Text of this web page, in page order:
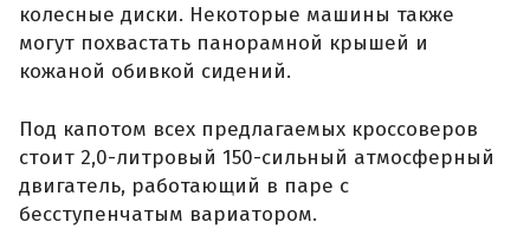
колесные диски. Некоторые машины также
могут похвастать панорамной крышей и
кожаной обивкой сидений.
Под капотом всех предлагаемых кроссоверов
стоит 2,0-литровый 150-сильный атмосферный
двигатель, работающий в паре с
бесступенчатым вариатором.